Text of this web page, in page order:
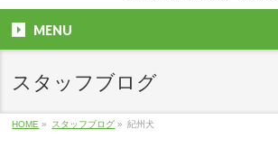
MENU
スタッフブログ
HOME » スタッフブログ » 紀州犬